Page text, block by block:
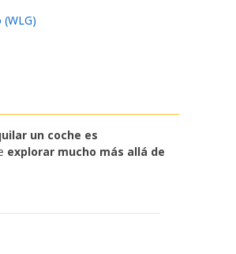
un coche es
explorar mucho más allá de